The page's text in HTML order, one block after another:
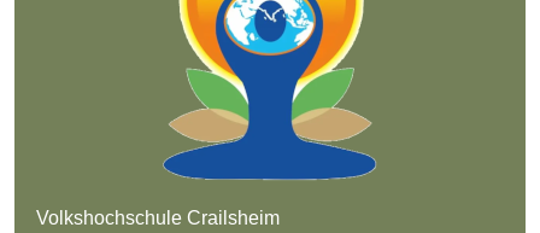
Volkshochschule Crailsheim